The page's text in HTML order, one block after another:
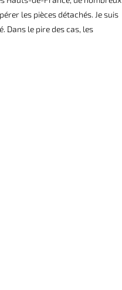
les pièces détachés. Je suis
Dans le pire des cas, les